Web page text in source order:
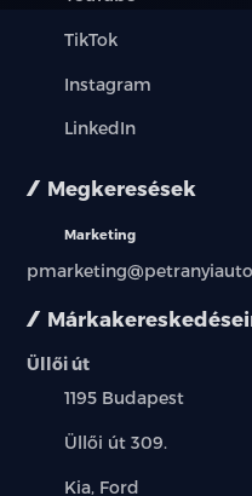
Üllői út
Település:
1195 Budapest
Cím:
Üllői út 309.
Márkák:
Kia, Ford
TikTok
Instagram
LinkedIn
Megkeresések
Marketing